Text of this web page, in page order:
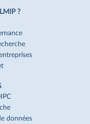
?
données